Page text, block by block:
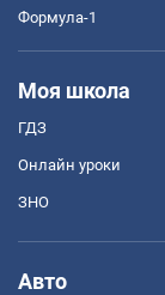
Формула-1
Моя школа
ГДЗ
Онлайн уроки
ЗНО
Авто